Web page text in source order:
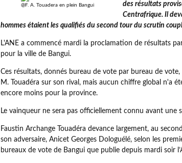
@F. A. Touadera en plein Bangui
des résultats
Centrafrique. Il
hommes étaient les qualifiés du second tour du scrutin
L'ANE a commencé mardi la proclamation de résultats
pour la ville de Bangui.
Ces résultats, donnés bureau de vote par bureau de
M. Touadéra sur son rival, mais aucun chiffre global n'a
encore moins pour la province.
Le vainqueur ne sera pas officiellement connu avant une
Faustin Archange Touadéra devance largement, au
son adversaire, Anicet Georges Dologuélé, selon les
bureaux de vote de Bangui que publie depuis mardi soir